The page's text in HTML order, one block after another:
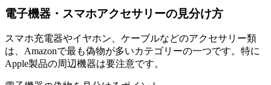
電子機器・スマホアクセサリーの見分け方
スマホ充電器やイヤホン、ケーブルなどのアクセサリー類
は、Amazonで最も偽物が多いカテゴリーの一つです。特に
Apple製品の周辺機器は要注意です。